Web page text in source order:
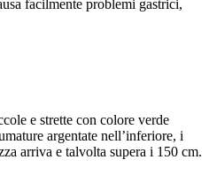
facilmente problemi gastrici,
e strette con colore verde
argentate nell’inferiore, i
arriva e talvolta supera i 150 cm.